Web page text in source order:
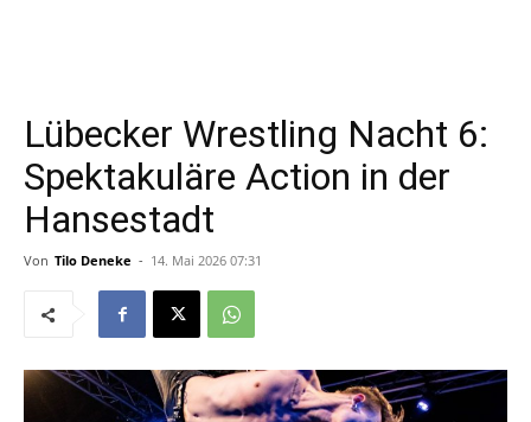
Lübecker Wrestling Nacht 6:
Spektakuläre Action in der
Hansestadt
Von Tilo Deneke - 14. Mai 2026 07:31